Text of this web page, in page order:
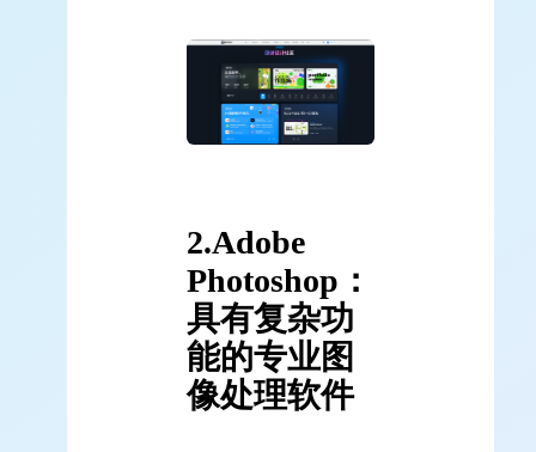
2.Adobe
Photoshop：
具有复杂功
能的专业图
像处理软件